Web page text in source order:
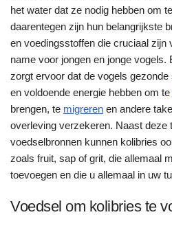
het water dat ze nodig hebben om
daarentegen zijn hun belangrijkste
en voedingsstoffen die cruciaal zijn
name voor jongen en jonge vogels.
zorgt ervoor dat de vogels
en voldoende energie hebben om te
brengen, te migreren en andere
overleving verzekeren. Naast deze
voedselbronnen kunnen kolibries
zoals fruit, sap of grit, die allemaal
toevoegen en die u allemaal in uw
Voedsel om kolibries te